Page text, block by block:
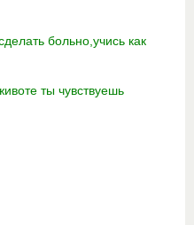
больно,учись как
ты чувствуешь